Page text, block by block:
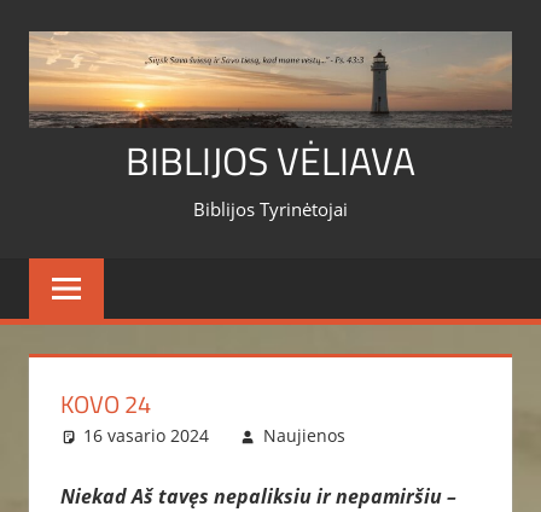
content
BIBLIJOS VĖLIAVA
Biblijos Tyrinėtojai
KOVO 24
16 vasario 2024 Naujienos
Niekad Aš tavęs nepaliksiu ir nepamiršiu –